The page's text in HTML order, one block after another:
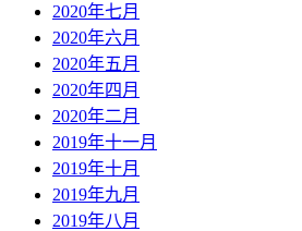
2020年七月
2020年六月
2020年五月
2020年四月
2020年二月
2019年十一月
2019年十月
2019年九月
2019年八月